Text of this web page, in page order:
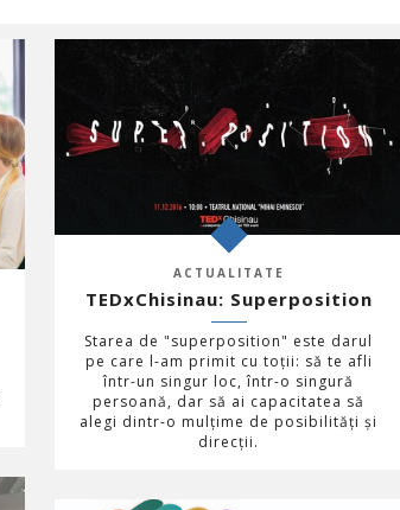
ACTUALITATE
TEDxChisinau: Superposition
Starea de "superposition" este darul
pe care l-am primit cu toții: să te afli
într-un singur loc, într-o singură
persoană, dar să ai capacitatea să
alegi dintr-o mulțime de posibilități și
direcții.